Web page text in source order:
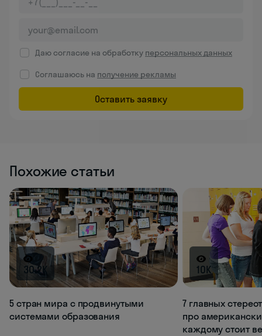
Даю согласие на обработку персональных данных
Соглашаюсь на получение рекламы
Оставить заявку
Похожие статьи
30.2K
5 стран мира с продвинутыми
системами образования
10K
7 главных
про
каждому стоит